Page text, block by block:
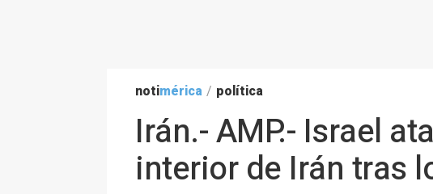
notimérica / política
Irán.- AMP.- Israel
interior de Irán tras